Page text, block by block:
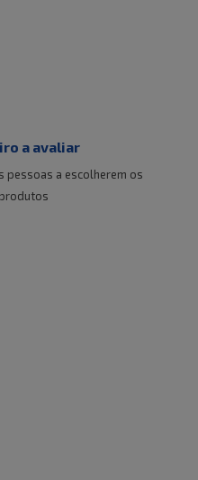
a avaliar
pessoas a escolherem os